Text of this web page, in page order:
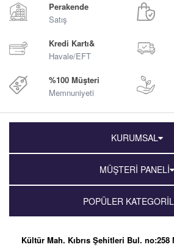
Perakende
Satış
Kredi Kartı&
Havale/EFT
%100 Müşteri
Memnuniyeti
KURUMSAL
MÜŞTERİ PANELİ
POPÜLER
Kültür Mah. Kıbrıs Şehitleri Bul. no:258